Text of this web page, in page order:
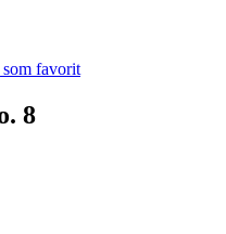
favorit
8